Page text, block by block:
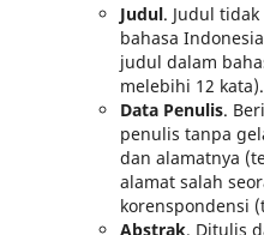
Judul. Judul
bahasa
judul dalam
melebihi 12 kata).
Data Penulis.
penulis tanpa
dan alamatnya
alamat salah
korenspondensi
Abstrak. Ditulis